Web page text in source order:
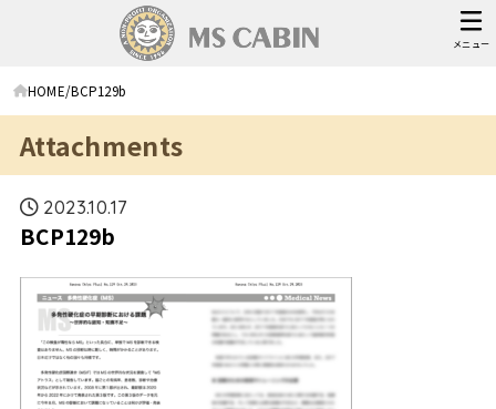
メニュー
HOME BCP129b
Attachments
2023.10.17
BCP129b